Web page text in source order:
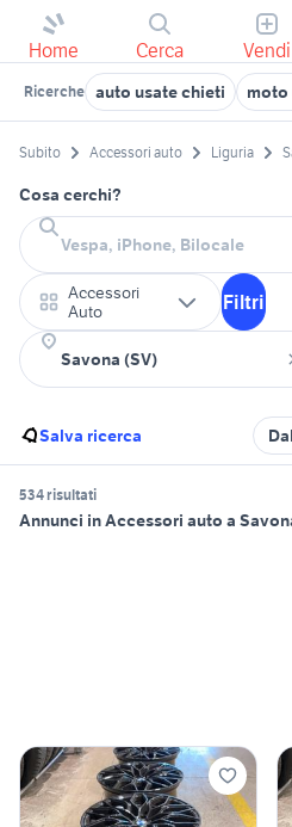
Home Cerca Vendi
Ricerche auto usate chieti moto
Subito Accessori auto Liguria
Cosa cerchi?
Accessori
Auto
Filtri
Salva ricerca
534 risultati
Annunci in Accessori auto a